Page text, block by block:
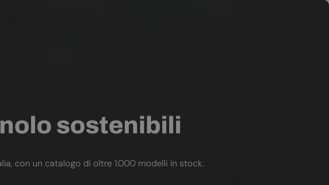
sostenibili
con un catalogo di oltre 1.000 modelli in stock.